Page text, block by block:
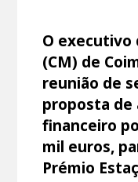
O executivo
(CM) de
reunião de
proposta de
financeiro
mil euros,
Prémio